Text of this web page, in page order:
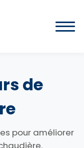
de
pour améliorer